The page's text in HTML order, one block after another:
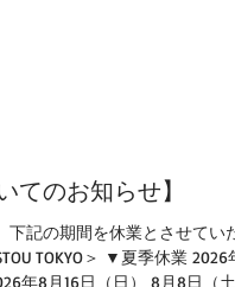
てのお知らせ】